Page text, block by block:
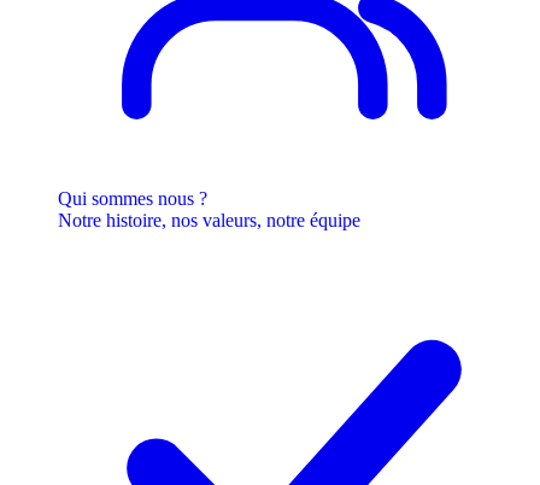
Qui sommes nous ?
Notre histoire, nos valeurs, notre équipe